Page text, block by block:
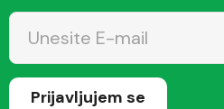
Prijavljujem se